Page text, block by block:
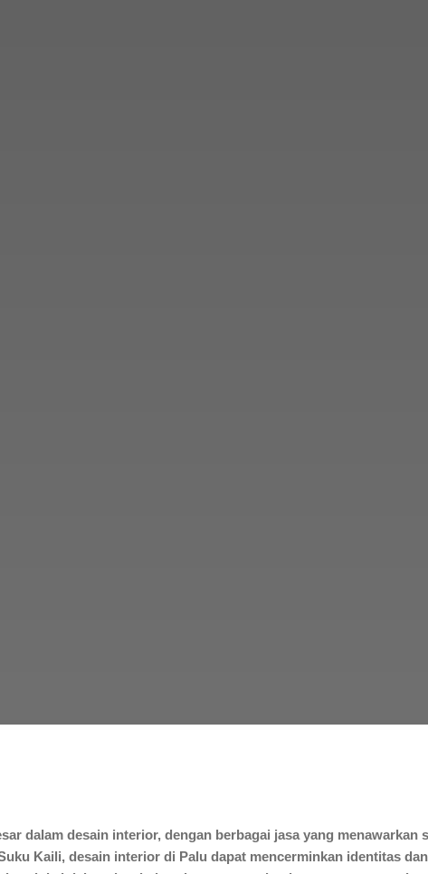
dalam desain interior, dengan berbagai jasa yang
Kaili, desain interior di Palu dapat mencerminkan identitas